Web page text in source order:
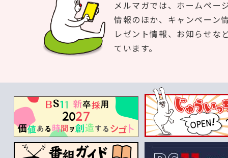
メルマガでは、ホームペー
情報のほか、キャンペーン
レゼント情報、お知らせな
ています。